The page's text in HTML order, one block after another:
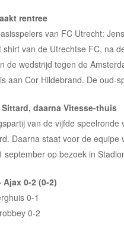
rentree
van FC Utrecht:
shirt van de Utrechtse FC, na
de wedstrijd tegen de
aan Cor Hildebrand. De oud-
daarna Vitesse-thuis
van de vijfde
Daarna staat voor de
september op bezoek in
Ajax 0-2 (0-2)
0-1
0-2